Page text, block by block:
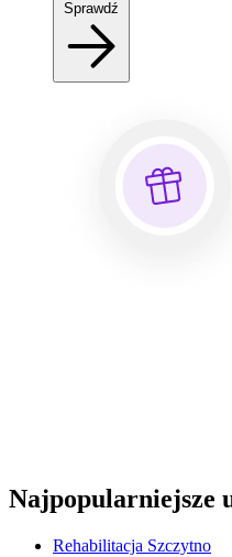
Najpopularniejsze
Rehabilitacja Szczytno